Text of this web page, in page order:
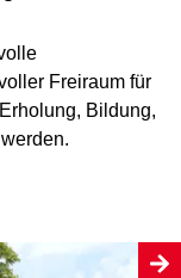
Freiraum für
Bildung,